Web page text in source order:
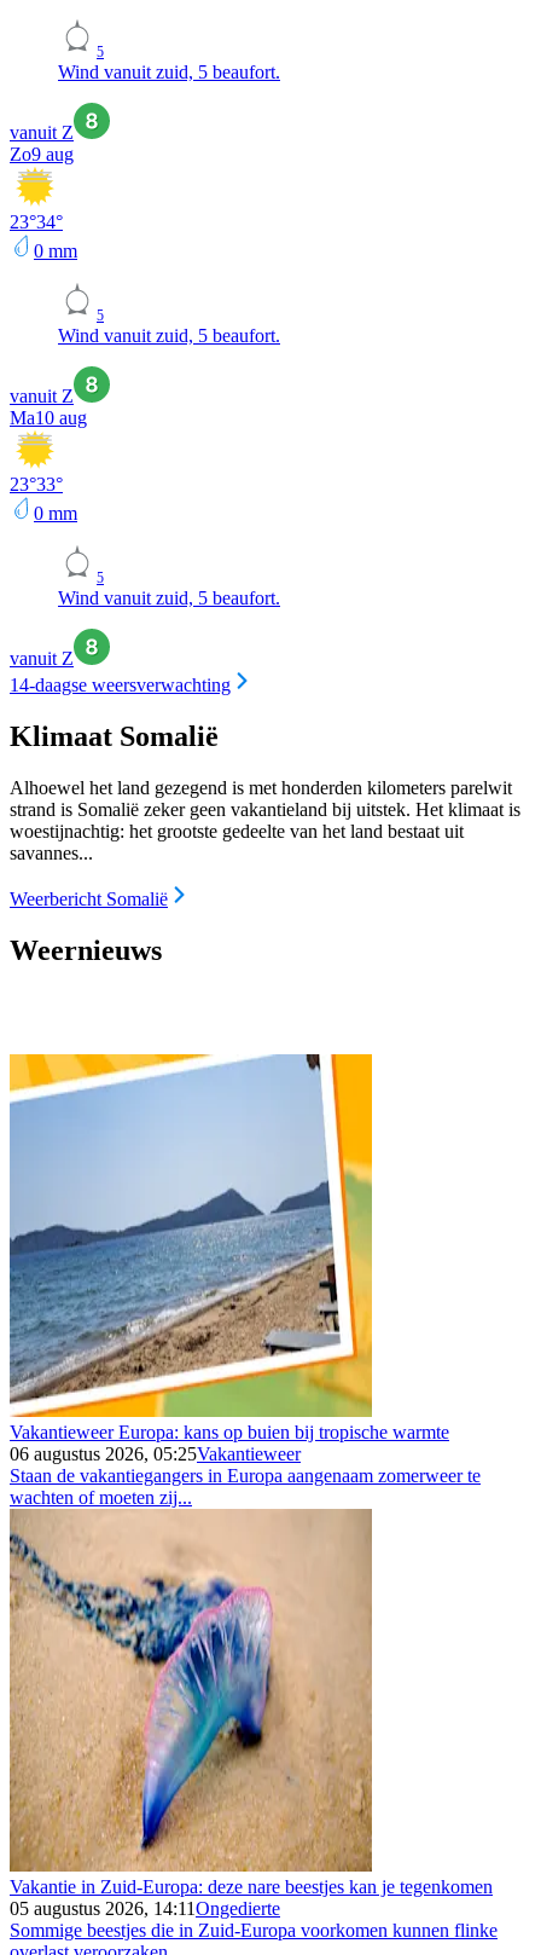
5
Wind vanuit zuid, 5 beaufort.
vanuit Z
Zo9 aug
23°34°
0 mm
5
Wind vanuit zuid, 5 beaufort.
vanuit Z
Ma10 aug
23°33°
0 mm
5
Wind vanuit zuid, 5 beaufort.
vanuit Z
14-daagse weersverwachting
Klimaat Somalië
Alhoewel het land gezegend is met honderden kilometers parelwit
strand is Somalië zeker geen vakantieland bij uitstek. Het klimaat is
woestijnachtig: het grootste gedeelte van het land bestaat uit
savannes...
Weerbericht Somalië
Weernieuws
Vakantieweer Europa: kans op buien bij tropische warmte
06 augustus 2026, 05:25Vakantieweer
Staan de vakantiegangers in Europa aangenaam zomerweer te
wachten of moeten zij...
Vakantie in Zuid-Europa: deze nare beestjes kan je tegenkomen
05 augustus 2026, 14:11Ongedierte
Sommige beestjes die in Zuid-Europa voorkomen kunnen flinke